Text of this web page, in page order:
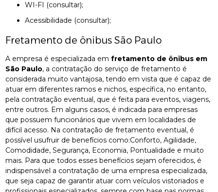
WI-FI (consultar);
Acessibilidade (consultar);
Fretamento de ônibus São Paulo
A empresa é especializada emfretamento de ônibus em
São Paulo, a contratação do serviço de fretamento é
considerada muito vantajosa, tendo em vista que é capaz de
atuar em diferentes ramos e nichos, específica, no entanto,
pela contratação eventual, que é feita para eventos, viagens,
entre outros. Em alguns casos, é indicada para empresas
que possuem funcionários que vivem em localidades de
difícil acesso. Na contratação de fretamento eventual, é
possível usufruir de benefícios como:Conforto, Agilidade,
Comodidade, Segurança, Economia, Pontualidade e muito
mais. Para que todos esses benefícios sejam oferecidos, é
indispensável a contratação de uma empresa especializada,
que seja capaz de garantir atuar com veículos vistoriados e